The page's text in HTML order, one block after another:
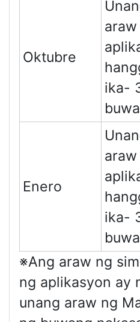
Oktubre
ika-
Enero
ika-
※Ang araw ng
ng aplikasyon ay
unang araw ng